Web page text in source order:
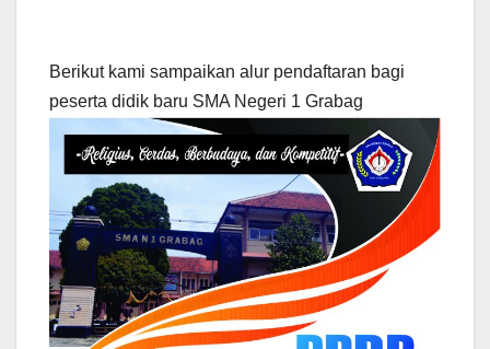
Berikut kami sampaikan alur pendaftaran bagi
peserta didik baru SMA Negeri 1 Grabag